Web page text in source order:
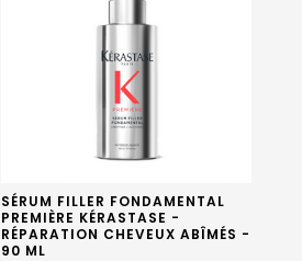
SÉRUM FILLER FONDAMENTAL
PREMIÈRE KÉRASTASE -
RÉPARATION CHEVEUX ABÎMÉS -
90 ML